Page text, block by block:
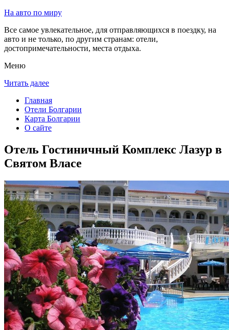
На авто по миру
Все самое увлекательное, для отправляющихся в поездку, на
авто и не только, по другим странам: отели,
достопримечательности, места отдыха.
Меню
Читать далее
Главная
Отели Болгарии
Карта Болгарии
О сайте
Отель Гостиничный Комплекс Лазур в
Святом Власе